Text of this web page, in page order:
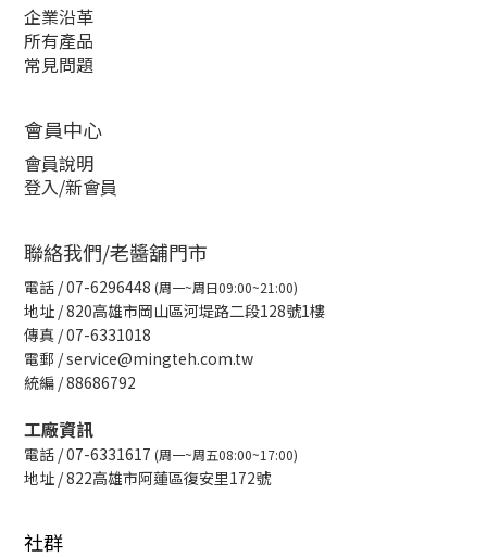
企業沿革
所有產品
常見問題
會員中心
會員說明
登入/新會員
聯絡我們/老醬舖門市
電話 / 07-6296448 (周一~周日09:00~21:00)
地址 / 820高雄市岡山區河堤路二段128號1樓
傳真 / 07-6331018
電郵 / service@mingteh.com.tw
統編 / 88686792
工廠資訊
電話 / 07-6331617 (周一~周五08:00~17:00)
地址 / 822高雄市阿蓮區復安里172號
社群